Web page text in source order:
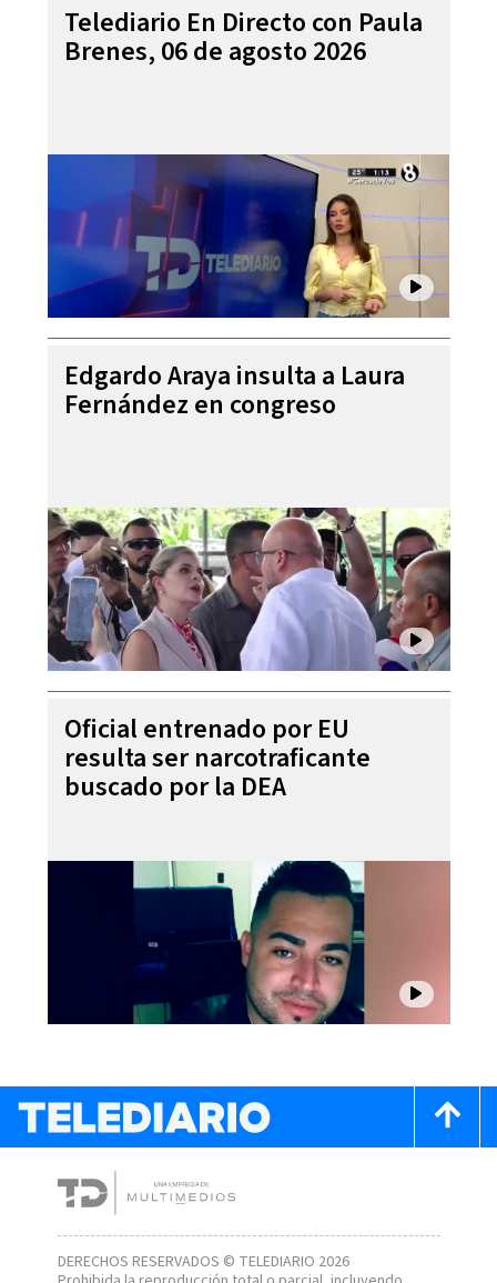
Telediario En Directo con Paula
Brenes, 06 de agosto 2026
Edgardo Araya insulta a Laura
Fernández en congreso
Oficial entrenado por EU
resulta ser narcotraficante
buscado por la DEA
DERECHOS RESERVADOS © TELEDIARIO 2026